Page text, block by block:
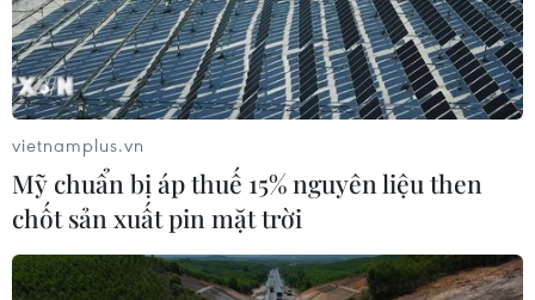
vietnamplus.vn
Mỹ chuẩn bị áp thuế 15% nguyên liệu then
chốt sản xuất pin mặt trời